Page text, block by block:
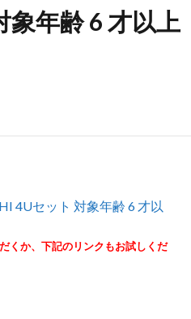
年齢 6 才以上
4Uセット 対象年齢 6 才以
くか、下記のリンクもお試しくだ